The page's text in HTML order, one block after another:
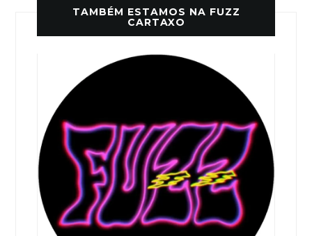
TAMBÉM ESTAMOS NA FUZZ
CARTAXO